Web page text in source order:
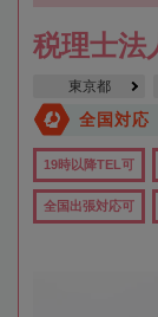
税理士法
東京都
全国対応
19時以降TEL可
全国出張対応可